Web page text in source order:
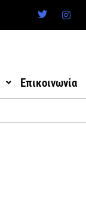
Επικοινωνία